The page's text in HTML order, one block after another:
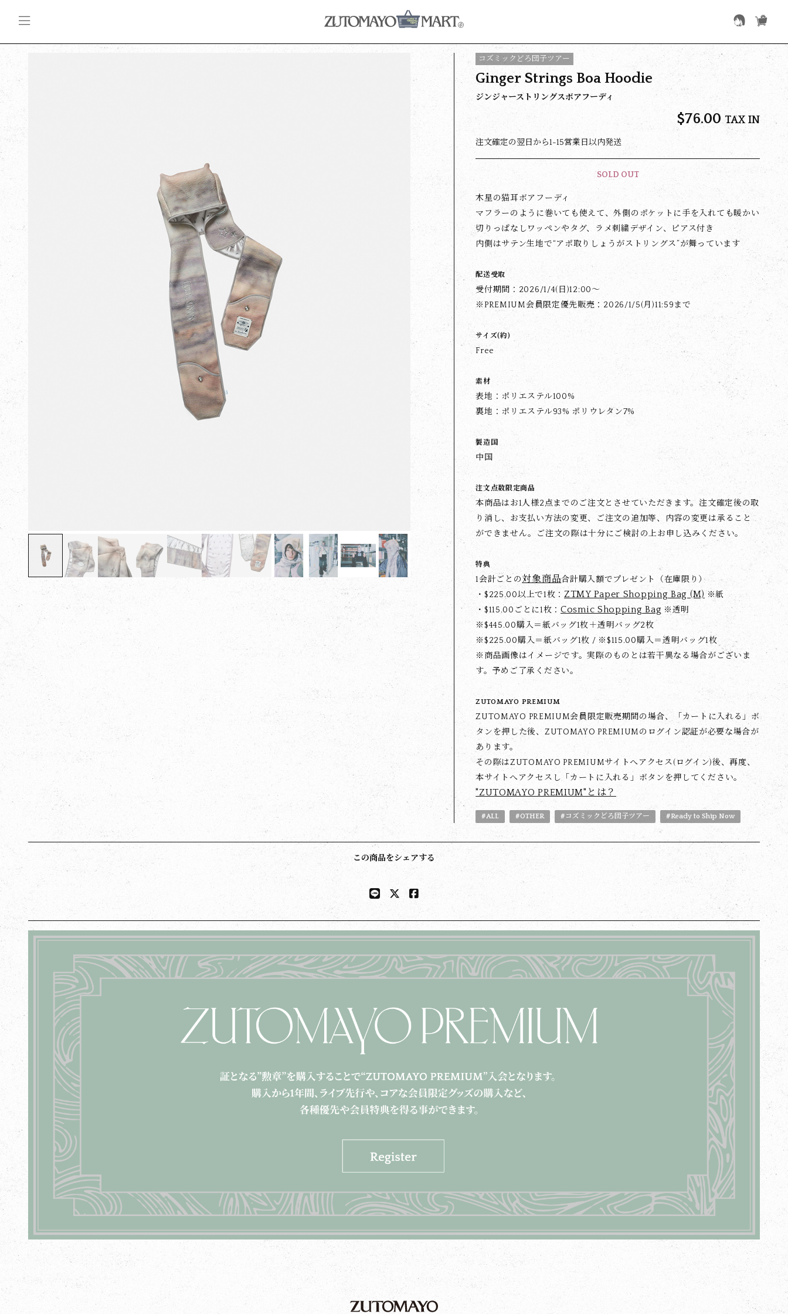
コズミックどろ団子ツアー
Ginger Strings Boa Hoodie
ジンジャーストリングスボアフーディ
$‌76.00TAX IN
注文確定の翌日から1-15営業日以内発送
SOLD OUT
木星の猫耳ボアフーディ
マフラーのように巻いても使えて、外側のポケットに手を入れても暖かい
切りっぱなしワッペンやタグ、ラメ刺繍デザイン、ピアス付き
内側はサテン生地で“アポ取りしょうがストリングス”が舞っています
配送受取
受付期間：2026/1/4(日)12:00〜
※PREMIUM会員限定優先販売：2026/1/5(月)11:59まで
サイズ(約)
Free
素材
表地：ポリエステル100%
裏地：ポリエステル93% ポリウレタン7%
製造国
中国
注文点数限定商品
本商品はお1人様2点までのご注文とさせていただきます。注文確定後の取
り消し、お支払い方法の変更、ご注文の追加等、内容の変更は承ること
ができません。ご注文の際は十分にご検討の上お申し込みください。
特典
1会計ごとの対象商品合計購入額でプレゼント（在庫限り）
・$‌225.00以上で1枚：ZTMY Paper Shopping Bag (M)※紙
・$‌115.00ごとに1枚：Cosmic Shopping Bag ※透明
※$‌445.00購入＝紙バッグ1枚＋透明バッグ2枚
※$‌225.00購入＝紙バッグ1枚 / ※$‌115.00購入＝透明バッグ1枚
※商品画像はイメージです。実際のものとは若干異なる場合がございま
す。予めご了承ください。
ZUTOMAYO PREMIUM
ZUTOMAYO PREMIUM会員限定販売期間の場合、「カートに入れる」ボ
タンを押した後、ZUTOMAYO PREMIUMのログイン認証が必要な場合が
あります。
その際はZUTOMAYO PREMIUMサイトへアクセス(ログイン)後、再度、
本サイトへアクセスし「カートに入れる」ボタンを押してください。
"ZUTOMAYO PREMIUM"とは？
#ALL #OTHER #コズミックどろ団子ツアー #Ready to Ship Now
この商品をシェアする